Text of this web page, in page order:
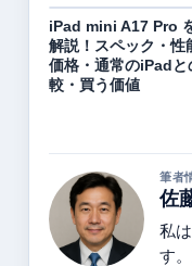
iPad mini A17 Pro
解説！スペック・性
価格・通常のiPadと
較・買う価値
筆者
佐
私
す